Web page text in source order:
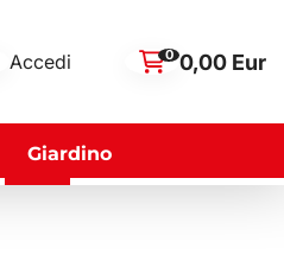
Accedi 0 0,00 Eur
Giardino